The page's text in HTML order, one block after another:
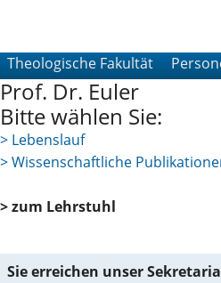
Theologische Fakultät
Prof. Dr. Euler
Bitte wählen Sie:
> Lebenslauf
> Wissenschaftliche
> zum Lehrstuhl
Sie erreichen unser